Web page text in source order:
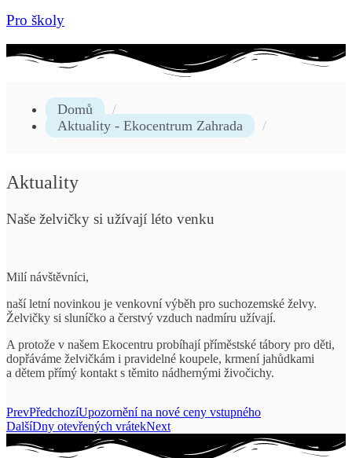
Pro školy
Domů
Aktuality - Ekocentrum Zahrada
Aktuality
Naše želvičky si užívají léto venku
Milí návštěvníci,
naší letní novinkou je venkovní výběh pro suchozemské želvy.
Želvičky si sluníčko a čerstvý vzduch nadmíru užívají.
A protože v našem Ekocentru probíhají příměstské tábory pro děti,
dopřáváme želvičkám i pravidelné koupele, krmení jahůdkami
a dětem přímý kontakt s těmito nádhernými živočichy.
PrevPředchozíUpozornění na nové ceny vstupného
DalšíDny otevřených vrátekNext